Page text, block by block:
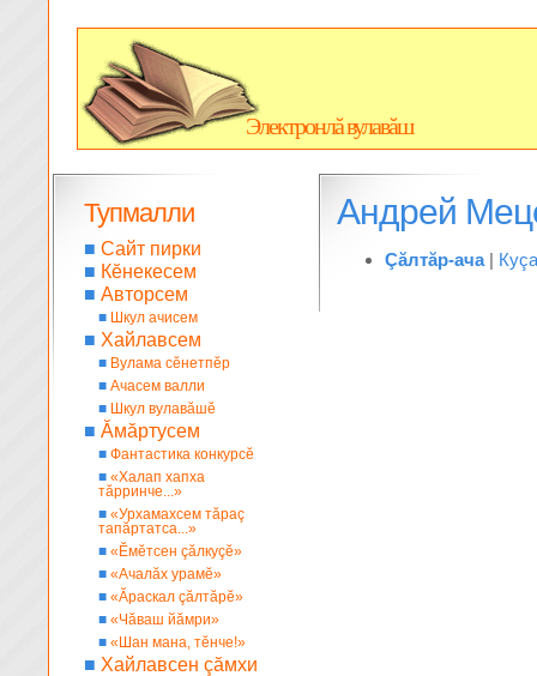
Электронлă вулавăш
Андрей
Çăлтăр-ача|
Тупмалли
■ Сайт пирки
■ Кĕнекесем
■ Авторсем
■ Шкул ачисем
■ Хайлавсем
■ Вулама сĕнетпĕр
■ Ачасем валли
■ Шкул вулавăшĕ
■ Ăмăртусем
■ Фантастика конкурсĕ
■ «Халап хапха
тăрринче...»
■ «Урхамахсем тăраç
тапăртатса...»
■ «Ĕмĕтсен çăлкуçĕ»
■ «Ачалăх урамĕ»
■ «Ăраскал çăлтăрĕ»
■ «Чăваш йăмри»
■ «Шан мана, тĕнче!»
■ Хайлавсен çăмхи